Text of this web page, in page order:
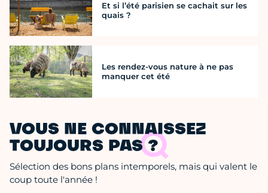
Et si l’été parisien se cachait sur les
quais ?
Les rendez-vous nature à ne pas
manquer cet été
VOUS NE CONNAISSEZ
TOUJOURS PAS ?
Sélection des bons plans intemporels, mais qui valent le
coup toute l'année !